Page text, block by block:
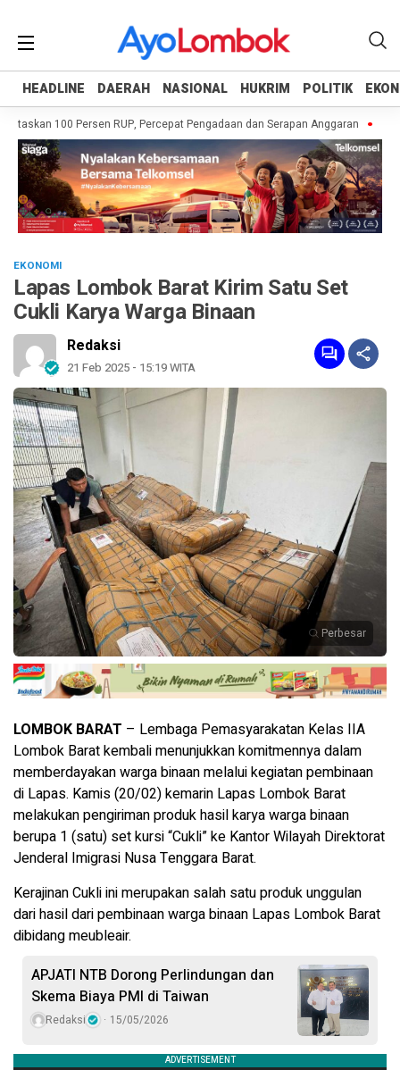
HEADLINE DAERAH NASIONAL HUKRIM POLITIK
HEADLINE DAERAH NASIONAL HUKRIM POLITIK
100 Persen RUP, Percepat Pengadaan dan Serapan Anggaran
EKONOMI
Lapas Lombok Barat Kirim Satu Set
Cukli Karya Warga Binaan
Redaksi
21 Feb 2025 - 15:19 WITA
Perbesar
LOMBOK BARAT – Lembaga Pemasyarakatan Kelas IIA
Lombok Barat kembali menunjukkan komitmennya dalam
memberdayakan warga binaan melalui kegiatan pembinaan
di Lapas. Kamis (20/02) kemarin Lapas Lombok Barat
melakukan pengiriman produk hasil karya warga binaan
berupa 1 (satu) set kursi “Cukli” ke Kantor Wilayah Direktorat
Jenderal Imigrasi Nusa Tenggara Barat.
Kerajinan Cukli ini merupakan salah satu produk unggulan
dari hasil dari pembinaan warga binaan Lapas Lombok Barat
dibidang meubleair.
APJATI NTB Dorong Perlindungan dan
Skema Biaya PMI di Taiwan
Redaksi 15/05/2026